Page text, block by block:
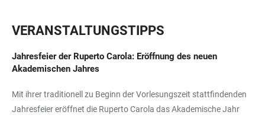
VERANSTALTUNGSTIPPS
Jahresfeier der Ruperto Carola: Eröffnung des neuen
Akademischen Jahres
Mit ihrer traditionell zu Beginn der Vorlesungszeit stattfindenden
Jahresfeier eröffnet die Ruperto Carola das Akademische Jahr